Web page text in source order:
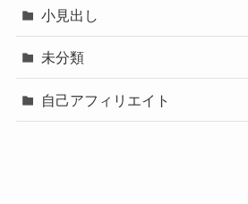
小見出し
未分類
自己アフィリエイト